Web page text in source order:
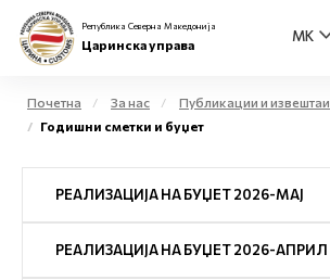
Република Северна Македонија
Царинска управа
Почетна За нас Публикации и извештаи
Годишни сметки и буџет
РЕАЛИЗАЦИЈА НА БУЏЕТ 2026-МАЈ
РЕАЛИЗАЦИЈА НА БУЏЕТ 2026-АПРИЛ